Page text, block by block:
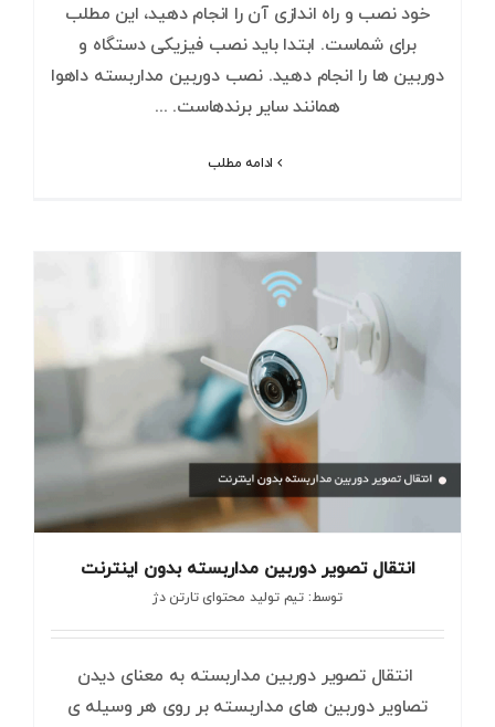
خود نصب و راه اندازی آن را انجام دهید، این مطلب
برای شماست. ابتدا باید نصب فیزیکی دستگاه و
دوربین ها را انجام دهید. نصب دوربین مداربسته داهوا
همانند سایر برندهاست. ...
ادامه مطلب
انتقال تصویر دوربین مداربسته بدون اینترنت
توسط: تیم تولید محتوای تارتن دژ
انتقال تصویر دوربین مداربسته به معنای دیدن
تصاویر دوربین های مداربسته بر روی هر وسیله ی